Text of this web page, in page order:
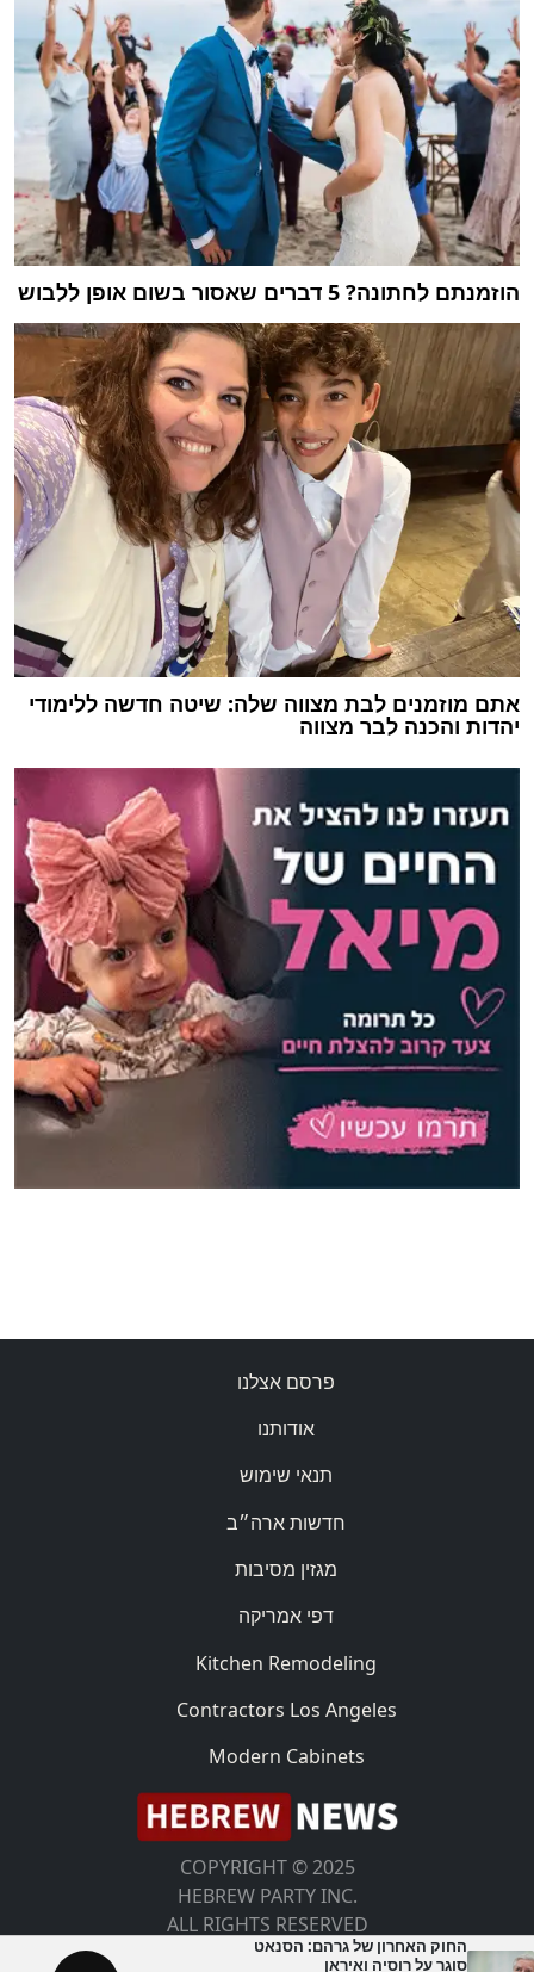
הוזמנתם לחתונה? 5 דברים שאסור בשום אופן ללבוש
אתם מוזמנים לבת מצווה שלה: שיטה חדשה ללימודי
יהדות והכנה לבר מצווה
פרסם אצלנו
אודותנו
תנאי שימוש
חדשות ארה״ב
מגזין מסיבות
דפי אמריקה
Kitchen Remodeling
Contractors Los Angeles
Modern Cabinets
COPYRIGHT © 2025
HEBREW PARTY INC.
ALL RIGHTS RESERVED
החוק האחרון של גרהם: הסנאט
סוגר על רוסיה ואיראן